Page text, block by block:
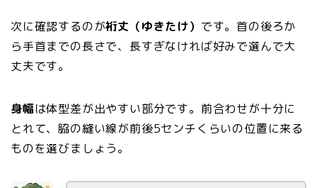
次に確認するのが裄丈（ゆきたけ） です。首の後ろか
ら手首までの長さで、長すぎなければ好みで選んで大
丈夫です。
身幅は体型差が出やすい部分です。前合わせが十分に
とれて、脇の縫い線が前後5センチくらいの位置に来る
ものを選びましょう。